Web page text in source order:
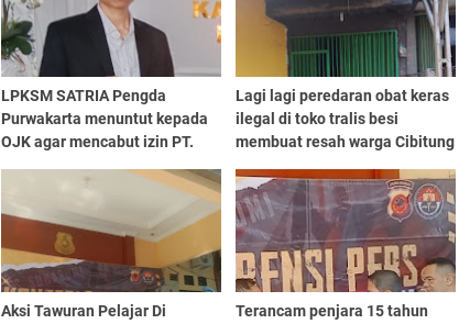
LPKSM SATRIA Pengda
Purwakarta menuntut kepada
OJK agar mencabut izin PT.
Lagi lagi peredaran obat keras
ilegal di toko tralis besi
membuat resah warga Cibitung
Aksi Tawuran Pelajar Di
Terancam penjara 15 tahun